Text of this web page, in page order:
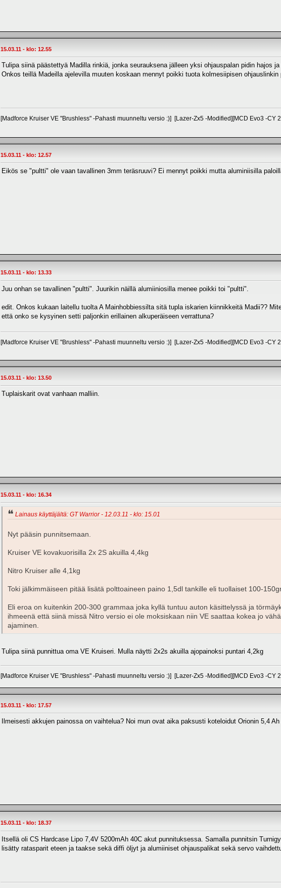
15.03.11 - klo: 12.55
Tulipa siinä päästettyä Madilla rinkiä, jonka seurauksena jälleen yksi ohjauspalan pidin hajos
Onkos teillä Madeilla ajelevilla muuten koskaan mennyt poikki tuota kolmesiipisen ohjauslinkin
[Madforce Kruiser VE "Brushless" -Pahasti muunneltu versio :)] [Lazer-Zx5 -Modified][MCD Evo3 -CY
15.03.11 - klo: 12.57
Eikös se "pultti" ole vaan tavallinen 3mm teräsruuvi? Ei mennyt poikki mutta aluminiisilla
15.03.11 - klo: 13.33
Juu onhan se tavallinen "pultti". Juurikin näillä alumiiniosilla menee poikki toi "pultti".
edit. Onkos kukaan laitellu tuolta A Mainhobbiessilta sitä tupla iskarien kiinnikkeitä Madii??
että onko se kysyinen setti paljonkin erillainen alkuperäiseen verrattuna?
[Madforce Kruiser VE "Brushless" -Pahasti muunneltu versio :)] [Lazer-Zx5 -Modified][MCD Evo3 -CY
15.03.11 - klo: 13.50
Tuplaiskarit ovat vanhaan malliin.
15.03.11 - klo: 16.34
Lainaus käyttäjältä: GT Warrior - 12.03.11 - klo: 15.01
Nyt pääsin punnitsemaan.
Kruiser VE kovakuorisilla 2x 2S akuilla 4,4kg
Nitro Kruiser alle 4,1kg
Toki jälkimmäiseen pitää lisätä polttoaineen paino 1,5dl tankille eli tuollaiset 100-
Eli eroa on kuitenkin 200-300 grammaa joka kyllä tuntuu auton käsittelyssä ja
ihmeenä että siinä missä Nitro versio ei ole moksiskaan niin VE saattaa kokea jo
ajaminen.
Tulipa siinä punnittua oma VE Kruiseri. Mulla näytti 2x2s akuilla ajopainoksi puntari 4,2kg
[Madforce Kruiser VE "Brushless" -Pahasti muunneltu versio :)] [Lazer-Zx5 -Modified][MCD Evo3 -CY
15.03.11 - klo: 17.57
Ilmeisesti akkujen painossa on vaihtelua? Noi mun ovat aika paksusti koteloidut Orionin 5,4
15.03.11 - klo: 18.37
Itsellä oli CS Hardcase Lipo 7,4V 5200mAh 40C akut punnituksessa. Samalla punnitsin
lisätty ratasparit eteen ja taakse sekä diffi öljyt ja alumiiniset ohjauspalikat sekä servo